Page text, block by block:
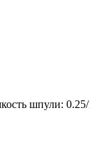
шпули: